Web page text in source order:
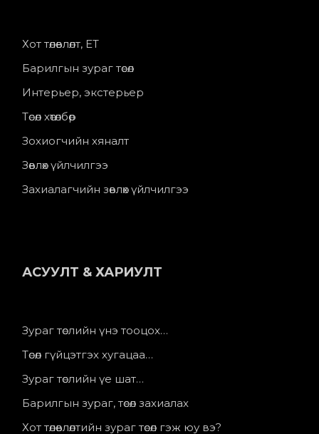
Хот төлөвлөлт, ЕТ
Барилгын зураг төсөл
Интерьер, экстерьер
Төсөл хөтөлбөр
Зохиогчийн хяналт
Зөвлөх үйлчилгээ
Захиалагчийн зөвлөх үйлчилгээ
АСУУЛТ & ХАРИУЛТ
Зураг төслийн үнэ тооцох…
Төсөл гүйцэтгэх хугацаа…
Зураг төслийн үе шат…
Барилгын зураг, төсөл захиалах
Хот төлөвлөлтийн зураг төсөл гэж юу вэ?